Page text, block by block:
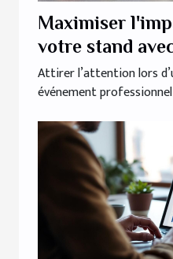
Maximiser
votre stand
créatives
Attirer l’attention lors
événement